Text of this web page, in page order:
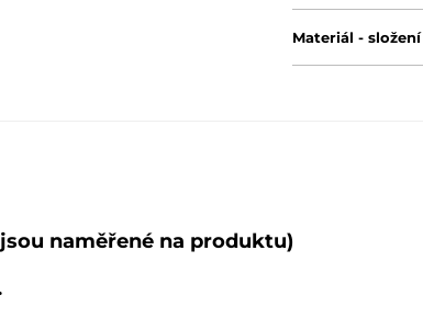
Materiál - složení
naměřené na produktu)